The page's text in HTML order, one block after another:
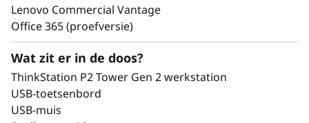
Toekomstbestendige
evoluerende workloads
Upgrade opslag, geheugen en
grafische kaart naarmate de vraag
Lenovo Commercial Vantage
Office 365 (proefversie)
Wat zit er in de doos?
ThinkStation P2 Tower Gen 2 werkstation
USB-toetsenbord
USB-muis